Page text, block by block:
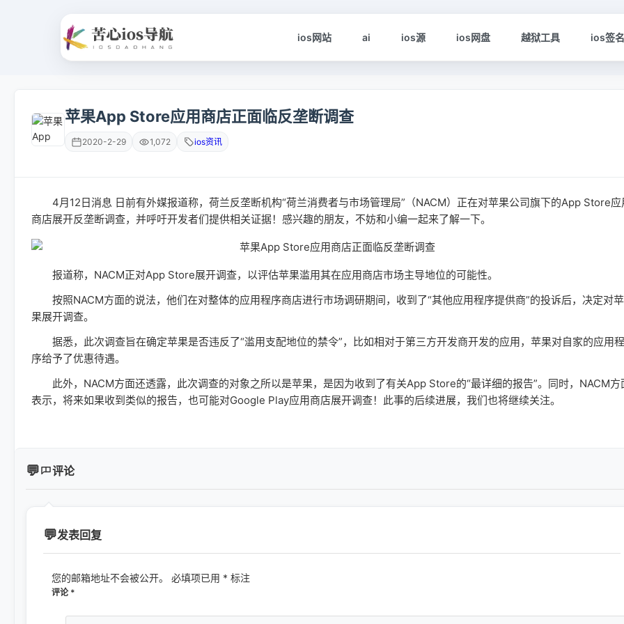
ios网站 ai ios源 ios网盘 越狱工具 ios签
苹果App Store应用商店正面临反垄断调查
2020-2-29 1,072 ios资讯
4月12日消息 日前有外媒报道称，荷兰反垄断机构“荷兰消费者与市场管理局”（NACM）正在对苹果公司旗下的App Store应
商店展开反垄断调查，并呼吁开发者们提供相关证据！感兴趣的朋友，不妨和小编一起来了解一下。
报道称，NACM正对App Store展开调查，以评估苹果滥用其在应用商店市场主导地位的可能性。
按照NACM方面的说法，他们在对整体的应用程序商店进行市场调研期间，收到了“其他应用程序提供商”的投诉后，决定对苹
果展开调查。
据悉，此次调查旨在确定苹果是否违反了“滥用支配地位的禁令”，比如相对于第三方开发商开发的应用，苹果对自家的应用程
序给予了优惠待遇。
此外，NACM方面还透露，此次调查的对象之所以是苹果，是因为收到了有关App Store的“最详细的报告”。同时，NACM方
表示，将来如果收到类似的报告，也可能对Google Play应用商店展开调查！此事的后续进展，我们也将继续关注。
评论
发表回复
您的邮箱地址不会被公开。 必填项已用 * 标注
评论 *